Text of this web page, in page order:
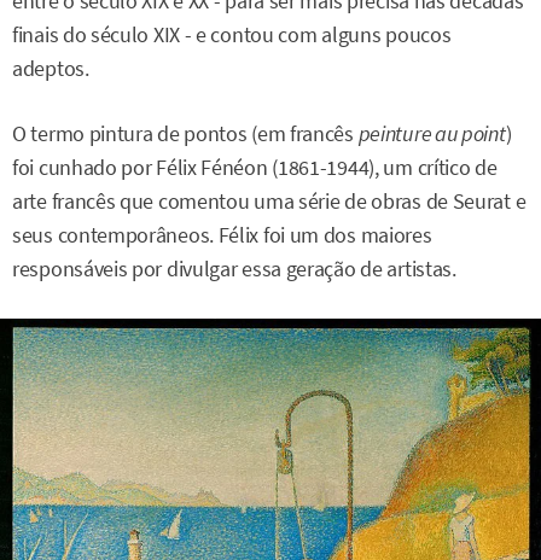
finais do século XIX - e contou com alguns poucos
adeptos.
O termo pintura de pontos (em francês peinture au point)
foi cunhado por Félix Fénéon (1861-1944), um crítico de
arte francês que comentou uma série de obras de Seurat e
seus contemporâneos. Félix foi um dos maiores
responsáveis por divulgar essa geração de artistas.